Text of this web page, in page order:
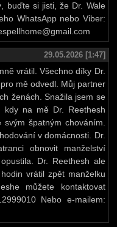
buďte si jisti, že Dr. Wale
WhatsApp nebo Viber:
29.05.2026 [1:47]
vrátil. Všechno díky Dr.
mě odvedl. Můj partner
ženách. Snažila jsem se
na mě Dr. Reethesh
špatným chováním.
v domácnosti. Dr.
obnovit manželství
Dr. Reethesh ale
vrátil zpět manželku
můžete kontaktovat
Nebo e-mailem: